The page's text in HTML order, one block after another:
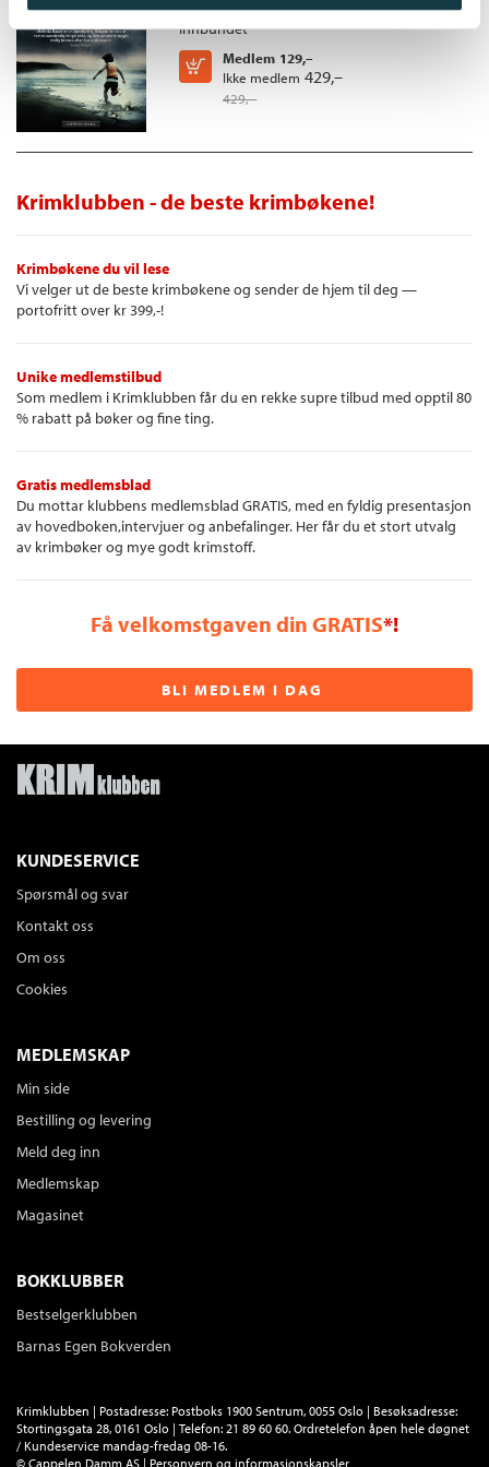
kvalitet»
- Adresseavisen(terningkast 5)
«Dette er en stemningsfull og annerledes krim om følger av en
forbrytelse.»
- Bergensavisen(terningkast 5)
legge fra seg, til tross for det ubehagelige innblikket i
seriemorderens indre.»
Innbundet
Medlem 129,–
Ikke medlem 429,–
429,–
Kjøp
Krimklubben - de beste krimbøkene!
Krimbøkene du vil lese
Vi velger ut de beste krimbøkene og sender de hjem til deg —
portofritt over kr 399,-!
Unike medlemstilbud
Som medlem i Krimklubben får du en rekke supre tilbud med opptil 80
% rabatt på bøker og fine ting.
Gratis medlemsblad
Du mottar klubbens medlemsblad GRATIS, med en fyldig presentasjon
av hovedboken,intervjuer og anbefalinger. Her får du et stort utvalg
av krimbøker og mye godt krimstoff.
Få velkomstgaven din GRATIS*!
BLI MEDLEM I DAG
KUNDESERVICE
Spørsmål og svar
Kontakt oss
Om oss
Cookies
MEDLEMSKAP
Min side
Bestilling og levering
Meld deg inn
Medlemskap
Magasinet
BOKKLUBBER
Bestselgerklubben
Barnas Egen Bokverden
Krimklubben | Postadresse: Postboks 1900 Sentrum, 0055 Oslo | Besøksadresse:
Stortingsgata 28, 0161 Oslo | Telefon: 21 89 60 60. Ordretelefon åpen hele døgnet
/ Kundeservice mandag-fredag 08-16.
© Cappelen Damm AS | Personvern og informasjonskapsler